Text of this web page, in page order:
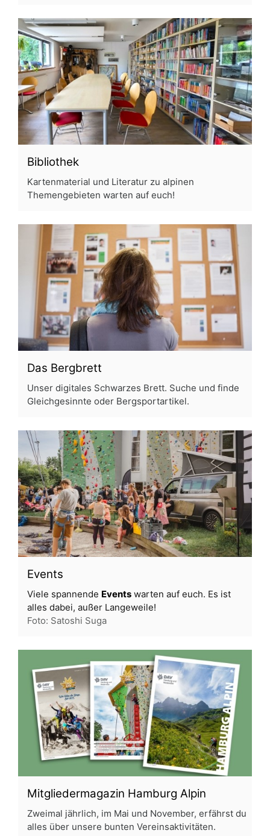
Bibliothek
Kartenmaterial und Literatur zu alpinen
Themengebieten warten auf euch!
Das Bergbrett
Unser digitales Schwarzes Brett. Suche und finde
Gleichgesinnte oder Bergsportartikel.
Events
Viele spannende Events warten auf euch. Es ist
alles dabei, außer Langeweile!
Foto: Satoshi Suga
Mitgliedermagazin Hamburg Alpin
Zweimal jährlich, im Mai und November, erfährst du
alles über unsere bunten Vereinsaktivitäten.